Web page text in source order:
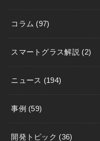
コラム (97)
スマートグラス解説 (2)
ニュース (194)
事例 (59)
開発トピック (36)